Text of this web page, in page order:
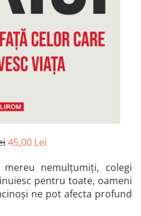
45,00 Lei
nemulțumiți, colegi
pentru toate, oameni
ne pot afecta profund